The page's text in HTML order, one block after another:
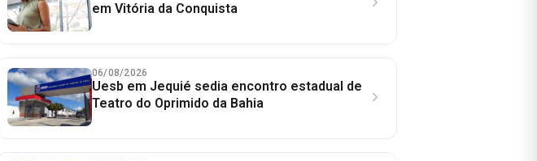
em Vitória da Conquista
06/08/2026
Uesb em Jequié sedia encontro estadual de
Teatro do Oprimido da Bahia